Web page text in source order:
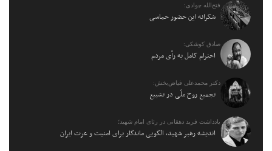
فتح‌الله جوادی:
شکرانه این حضور حماسی
صادق کوشکی:
احترام کامل به رأی مردم
دکتر محمدعلی فیاض‌بخش:
تجمیع روح ملّی در تشییع
یادداشت فرید دهقانی در رثای امام شهید؛
اندیشه رهبر شهید، الگویی ماندگار برای امنیت و عزت ایران